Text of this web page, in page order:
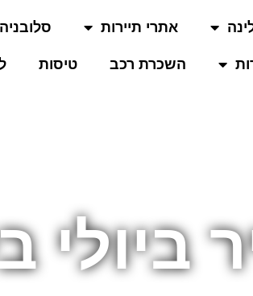
אתרי תיירות סלובניה
השכרת רכב טיסות
ביולי